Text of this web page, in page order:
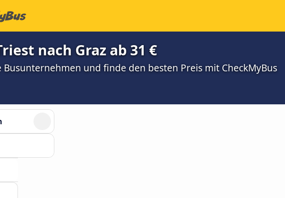
nach Graz ab 31 €
Busunternehmen und finde den besten Preis mit CheckMyBus